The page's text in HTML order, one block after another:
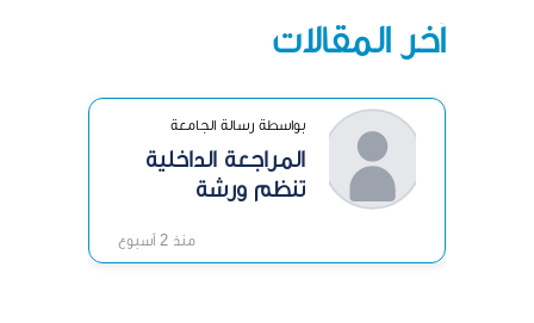
آخر المقالات
بواسطة رسالة الجامعة
المراجعة الداخلية
تنظم ورشة
منذ 2 أسبوع